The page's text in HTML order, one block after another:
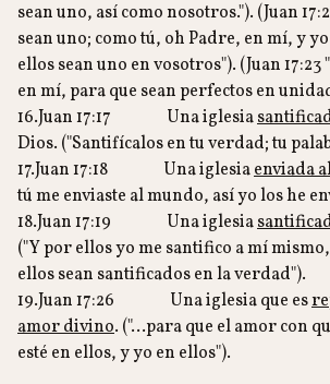
sean uno, así como nosotros."). (Juan
sean uno; como tú, oh Padre, en mí, y
ellos sean uno en vosotros"). (Juan 17:23
en mí, para que sean perfectos en
16.Juan 17:17 Una iglesia
Dios. ("Santifícalos en tu verdad; tu
17.Juan 17:18 Una iglesiaenviada
tú me enviaste al mundo, así yo los he
18.Juan 17:19 Una iglesia
("Y por ellos yo me santifico a mí
ellos sean santificados en la verdad").
19.Juan 17:26 Una iglesia que es
amor divino. ("…para que el amor con
esté en ellos, y yo en ellos").